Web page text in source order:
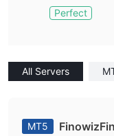
Perfect
All Servers
MT5